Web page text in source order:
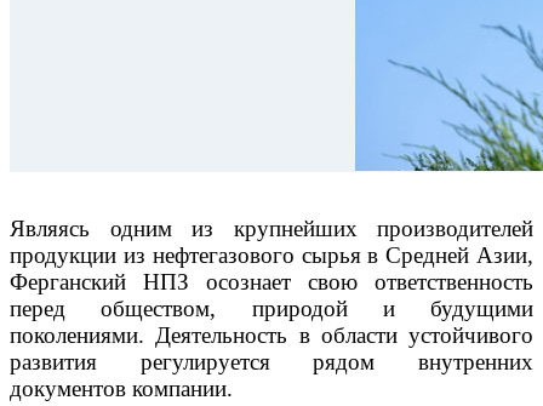
Являясь одним из крупнейших производителей
продукции из нефтегазового сырья в Средней Азии,
Ферганский НПЗ осознает свою ответственность
перед обществом, природой и будущими
поколениями. Деятельность в области устойчивого
развития регулируется рядом внутренних
документов компании.